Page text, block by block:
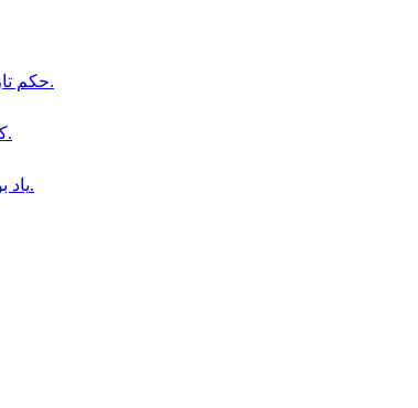
حكم تازه هبت اللّه؛ كارمندانى كه ريش نگذارند و لنگى نپوشند، منفک مى شوند.
كشته شدن هشت نفر در عمليات امنيتى ارتش پاكستان در خيبر پختونخوا.
ياد بود نخستين سالگرد درگذشت صالح محمد خليق در افغانستان برگزار شد.